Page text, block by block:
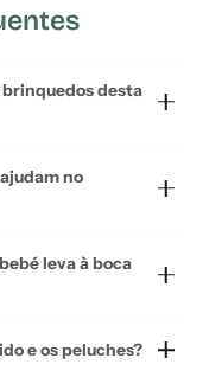
desta
no
leva à boca
e os peluches?